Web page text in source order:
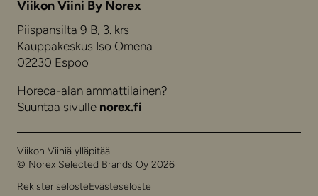
Viikon Viini By Norex
Piispansilta 9 B, 3. krs
Kauppakeskus Iso Omena
02230 Espoo
Horeca-alan ammattilainen?
Suuntaa sivulle norex.fi
Viikon Viiniä ylläpitää
© Norex Selected Brands Oy 2026
RekisteriselosteEvästeseloste